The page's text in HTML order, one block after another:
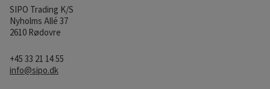
SIPO Trading K/S
Nyholms Allé 37
2610 Rødovre
+45 33 21 14 55
info@sipo.dk